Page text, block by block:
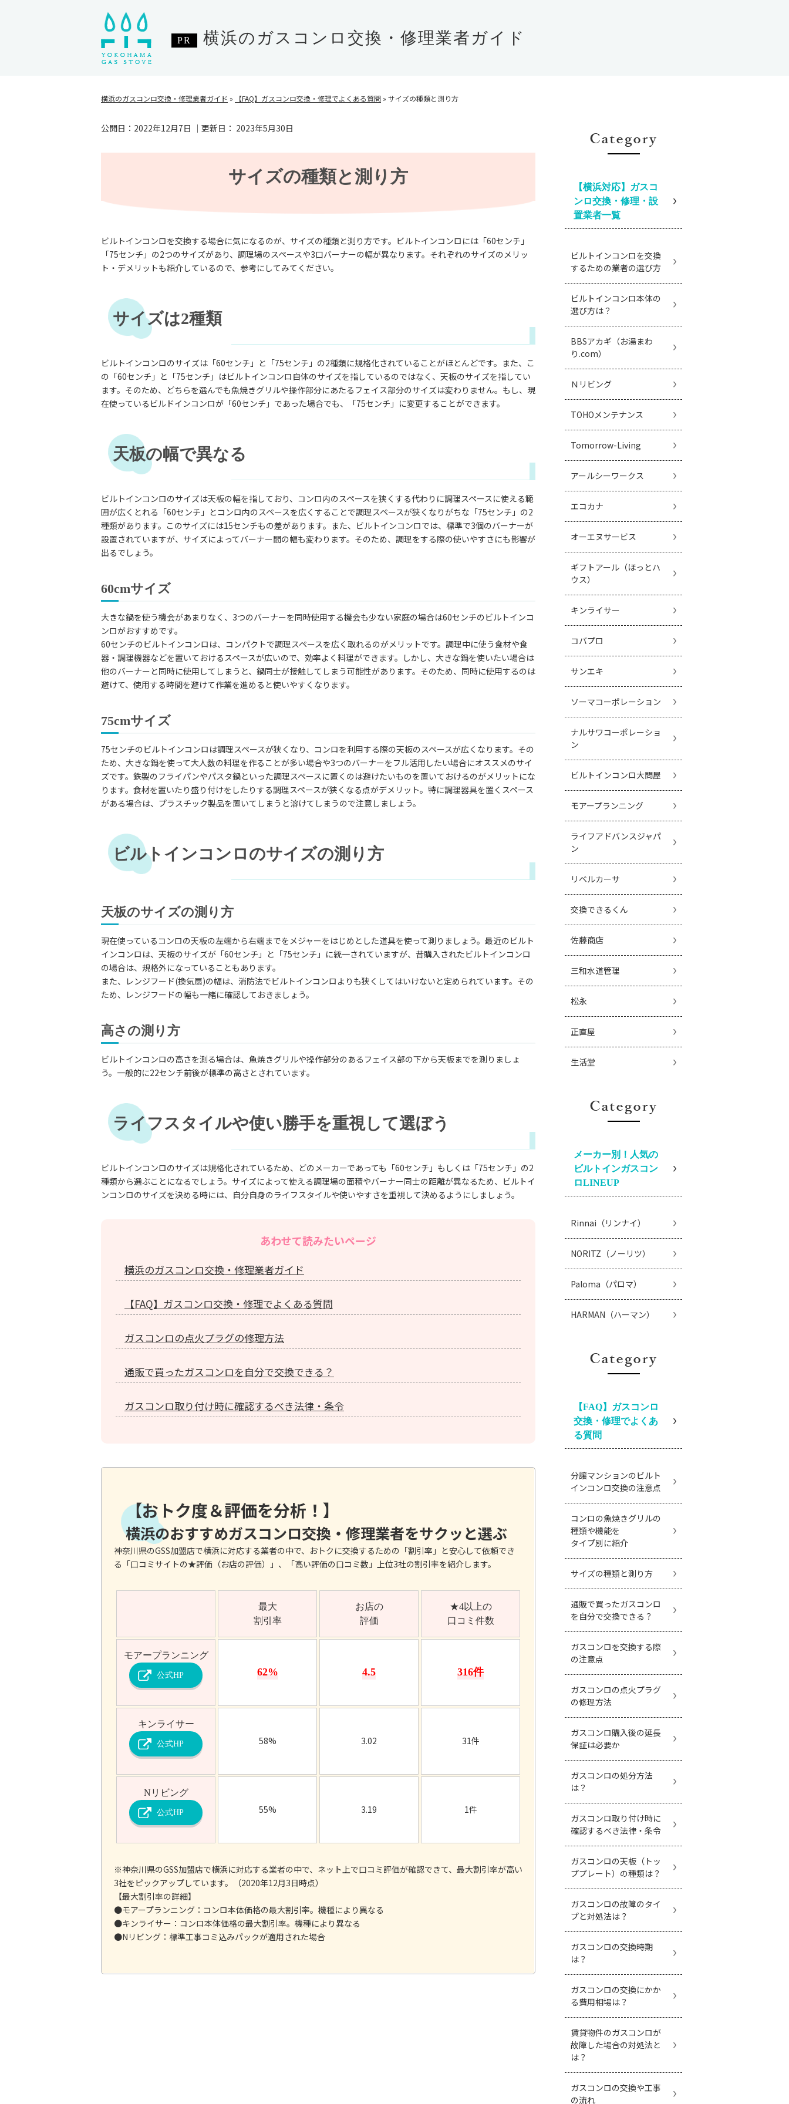
横浜のガスコンロ交換・修理業者ガイド
横浜のガスコンロ交換・修理業者ガイド » 【FAQ】ガスコンロ交換・修理でよくある質問 » サイズの種類と測り方
公開日： 2022年12月7日 ｜更新日： 2023年5月30日
サイズの種類と測り方
ビルトインコンロを交換する場合に気になるのが、サイズの種類と測り方です。ビルトインコンロには「60センチ」
「75センチ」の2つのサイズがあり、調理場のスペースや3口バーナーの幅が異なります。それぞれのサイズのメリッ
ト・デメリットも紹介しているので、参考にしてみてください。
サイズは2種類
ビルトインコンロのサイズは「60センチ」と「75センチ」の2種類に規格化されていることがほとんどです。また、こ
の「60センチ」と「75センチ」はビルトインコンロ自体のサイズを指しているのではなく、天板のサイズを指してい
ます。そのため、どちらを選んでも魚焼きグリルや操作部分にあたるフェイス部分のサイズは変わりません。もし、現
在使っているビルドインコンロが「60センチ」であった場合でも、「75センチ」に変更することができます。
天板の幅で異なる
ビルトインコンロのサイズは天板の幅を指しており、コンロ内のスペースを狭くする代わりに調理スペースに使える範
囲が広くとれる「60センチ」とコンロ内のスペースを広くすることで調理スペースが狭くなりがちな「75センチ」の2
種類があります。このサイズには15センチもの差があります。また、ビルトインコンロでは、標準で3個のバーナーが
設置されていますが、サイズによってバーナー間の幅も変わります。そのため、調理をする際の使いやすさにも影響が
出るでしょう。
60cmサイズ
大きな鍋を使う機会があまりなく、3つのバーナーを同時使用する機会も少ない家庭の場合は60センチのビルトインコ
ンロがおすすめです。
60センチのビルトインコンロは、コンパクトで調理スペースを広く取れるのがメリットです。調理中に使う食材や食
器・調理機器などを置いておけるスペースが広いので、効率よく料理ができます。しかし、大きな鍋を使いたい場合は
他のバーナーと同時に使用してしまうと、鍋同士が接触してしまう可能性があります。そのため、同時に使用するのは
避けて、使用する時間を避けて作業を進めると使いやすくなります。
75cmサイズ
75センチのビルトインコンロは調理スペースが狭くなり、コンロを利用する際の天板のスペースが広くなります。その
ため、大きな鍋を使って大人数の料理を作ることが多い場合や3つのバーナーをフル活用したい場合にオススメのサイ
ズです。鉄製のフライパンやパスタ鍋といった調理スペースに置くのは避けたいものを置いておけるのがメリットにな
ります。食材を置いたり盛り付けをしたりする調理スペースが狭くなる点がデメリット。特に調理器具を置くスペース
がある場合は、プラスチック製品を置いてしまうと溶けてしまうので注意しましょう。
ビルトインコンロのサイズの測り方
天板のサイズの測り方
現在使っているコンロの天板の左端から右端までをメジャーをはじめとした道具を使って測りましょう。最近のビルト
インコンロは、天板のサイズが「60センチ」と「75センチ」に統一されていますが、昔購入されたビルトインコンロ
の場合は、規格外になっていることもあります。
また、レンジフード(換気扇)の幅は、消防法でビルトインコンロよりも狭くしてはいけないと定められています。その
ため、レンジフードの幅も一緒に確認しておきましょう。
高さの測り方
ビルトインコンロの高さを測る場合は、魚焼きグリルや操作部分のあるフェイス部の下から天板までを測りましょ
う。一般的に22センチ前後が標準の高さとされています。
ライフスタイルや使い勝手を重視して選ぼう
ビルトインコンロのサイズは規格化されているため、どのメーカーであっても「60センチ」もしくは「75センチ」の2
種類から選ぶことになるでしょう。サイズによって使える調理場の面積やバーナー同士の距離が異なるため、ビルトイ
ンコンロのサイズを決める時には、自分自身のライフスタイルや使いやすさを重視して決めるようにしましょう。
あわせて読みたいページ
横浜のガスコンロ交換・修理業者ガイド
【FAQ】ガスコンロ交換・修理でよくある質問
ガスコンロの点火プラグの修理方法
通販で買ったガスコンロを自分で交換できる？
ガスコンロ取り付け時に確認するべき法律・条令
【おトク度＆評価を分析！】
横浜のおすすめガスコンロ交換・修理業者をサクッと選ぶ
神奈川県のGSS加盟店で横浜に対応する業者の中で、おトクに交換するための「割引率」と安心して依頼でき
る「口コミサイトの★評価（お店の評価）」、「高い評価の口コミ数」上位3社の割引率を紹介します。
最大
割引率
お店の
評価
★4以上の
口コミ件数
モアープランニング
公式HP 62% 4.5 316件
キンライサー
公式HP 58% 3.02 31件
Nリビング
公式HP 55% 3.19 1件
※神奈川県のGSS加盟店で横浜に対応する業者の中で、ネット上で口コミ評価が確認できて、最大割引率が高い
3社をピックアップしています。（2020年12月3日時点）
【最大割引率の詳細】
●モアープランニング：コンロ本体価格の最大割引率。機種により異なる
●キンライサー：コンロ本体価格の最大割引率。機種により異なる
●Nリビング：標準工事コミ込みパックが適用された場合
【横浜対応】ガスコ
ンロ交換・修理・設
置業者一覧
ビルトインコンロを交換
するための業者の選び方
ビルトインコンロ本体の
選び方は？
BBSアカギ（お湯まわ
り.com）
Ｎリビング
TOHOメンテナンス
Tomorrow-Living
アールシーワークス
エコカナ
オーエヌサービス
ギフトアール（ほっとハ
ウス）
キンライサー
コバプロ
サンエキ
ソーマコーポレーション
ナルサワコーポレーショ
ン
ビルトインコンロ大問屋
モアープランニング
ライフアドバンスジャパ
ン
リベルカーサ
交換できるくん
佐藤商店
三和水道管理
松永
正直屋
生活堂
メーカー別！人気の
ビルトインガスコン
ロLINEUP
Rinnai（リンナイ）
NORITZ（ノーリツ）
Paloma（パロマ）
HARMAN（ハーマン）
【FAQ】ガスコンロ
交換・修理でよくあ
る質問
分譲マンションのビルト
インコンロ交換の注意点
コンロの魚焼きグリルの
種類や機能を
タイプ別に紹介
サイズの種類と測り方
通販で買ったガスコンロ
を自分で交換できる？
ガスコンロを交換する際
の注意点
ガスコンロの点火プラグ
の修理方法
ガスコンロ購入後の延長
保証は必要か
ガスコンロの処分方法
は？
ガスコンロ取り付け時に
確認するべき法律・条令
ガスコンロの天板（トッ
ププレート）の種類は？
ガスコンロの故障のタイ
プと対処法は？
ガスコンロの交換時期
は？
ガスコンロの交換にかか
る費用相場は？
賃貸物件のガスコンロが
故障した場合の対処法と
は？
ガスコンロの交換や工事
の流れ